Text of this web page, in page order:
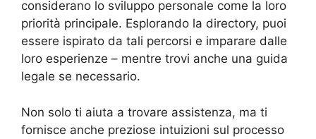
considerano lo sviluppo personale come la loro
priorità principale. Esplorando la directory, puoi
essere ispirato da tali percorsi e imparare dalle
loro esperienze – mentre trovi anche una guida
legale se necessario.
Non solo ti aiuta a trovare assistenza, ma ti
fornisce anche preziose intuizioni sul processo